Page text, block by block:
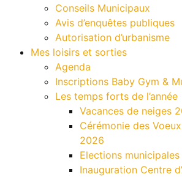
Conseils Municipaux
Avis d’enquêtes publiques
Autorisation d’urbanisme
Mes loisirs et sorties
Agenda
Inscriptions Baby Gym &
Les temps forts de l’année
Vacances de neiges
Cérémonie des
2026
Elections
Inauguration Centre